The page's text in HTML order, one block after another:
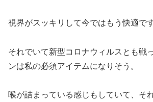
視界がスッキリして今ではもう快適です
それでいて新型コロナウィルスとも戦
ンは私の必須アイテムになりそう。
喉が詰まっている感じもしていて、そ